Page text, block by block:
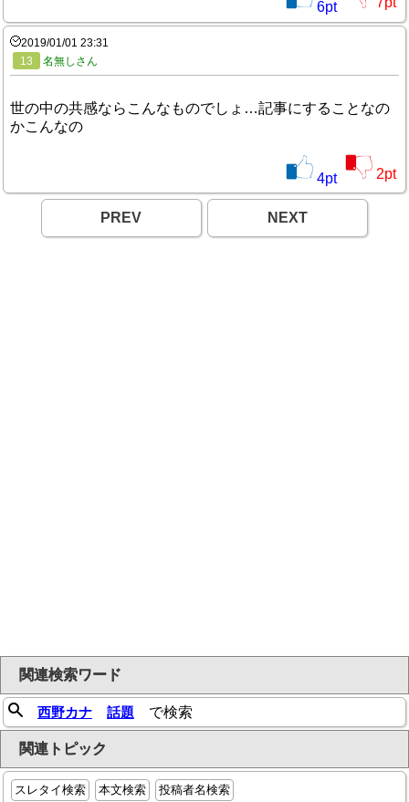
6pt
2019/01/01 23:31
13
名無しさん
世の中の共感ならこんなものでしょ…記事にすることなの
かこんなの
4pt 2pt
PREV NEXT
関連検索ワード
西野カナ 話題 で検索
関連トピック
スレタイ検索 本文検索 投稿者名検索